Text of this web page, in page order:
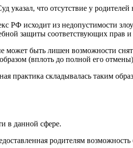
что отсутствие у
РФ исходит из недопустимости
защиты соответствующих прав и
быть лишен возможности
(вплоть до полной его
практика складывалась таким
в данной сфере.
родителям